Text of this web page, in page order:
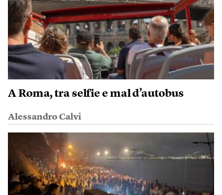
A Roma, tra selfie e mal d’autobus
Alessandro Calvi